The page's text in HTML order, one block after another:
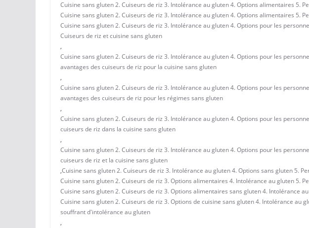
Cuisine sans gluten 2. Cuiseurs de riz 3. Intolérance au gluten 4. Options alimentaires 5.
Cuisine sans gluten 2. Cuiseurs de riz 3. Intolérance au gluten 4. Options alimentaires 5.
Cuisine sans gluten 2. Cuiseurs de riz 3. Intolérance au gluten 4. Options pour les
Cuiseurs de riz et cuisine sans gluten
,
Cuisine sans gluten 2. Cuiseurs de riz 3. Intolérance au gluten 4. Options pour les
avantages des cuiseurs de riz pour la cuisine sans gluten
,
Cuisine sans gluten 2. Cuiseurs de riz 3. Intolérance au gluten 4. Options pour les
avantages des cuiseurs de riz pour les régimes sans gluten
,
Cuisine sans gluten 2. Cuiseurs de riz 3. Intolérance au gluten 4. Options pour les
cuiseurs de riz dans la cuisine sans gluten
,
Cuisine sans gluten 2. Cuiseurs de riz 3. Intolérance au gluten 4. Options pour les
cuiseurs de riz et la cuisine sans gluten
,Cuisine sans gluten 2. Cuiseurs de riz 3. Intolérance au gluten 4. Options sans gluten 5.
Cuisine sans gluten 2. Cuiseurs de riz 3. Options alimentaires 4. Intolérance au gluten 5.
Cuisine sans gluten 2. Cuiseurs de riz 3. Options alimentaires sans gluten 4. Intolérance
Cuisine sans gluten 2. Cuiseurs de riz 3. Options de cuisine sans gluten 4. Intolérance au
souffrant d'intolérance au gluten
,